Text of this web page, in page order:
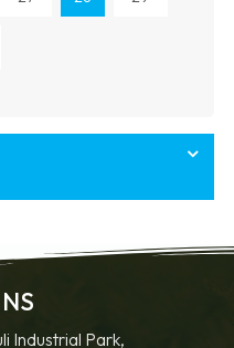
Industrial Park,